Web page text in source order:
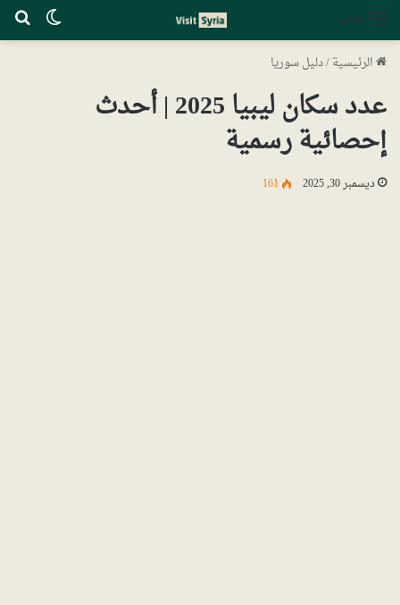
القائمة
الرئيسية/دليل سوريا
عدد سكان ليبيا 2025 | أحدث
إحصائية رسمية
ديسمبر 30, 2025 161